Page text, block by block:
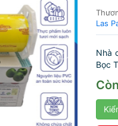
Las
Nhà
Bọc